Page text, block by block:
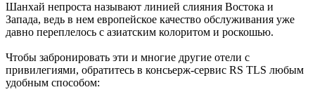
Шанхай непроста называют линией слияния Востока и
Запада, ведь в нем европейское качество обслуживания уже
давно переплелось с азиатским колоритом и роскошью.
Чтобы забронировать эти и многие другие отели с
привилегиями, обратитесь в консьерж-сервис RS TLS любым
удобным способом: